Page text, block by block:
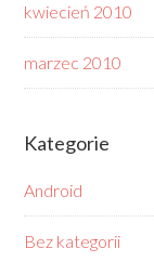
kwiecień 2010
marzec 2010
Kategorie
Android
Bez kategorii